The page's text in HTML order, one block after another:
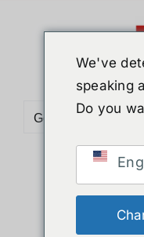
Go to...
Sort by
Show12
We've
speaking
Do you